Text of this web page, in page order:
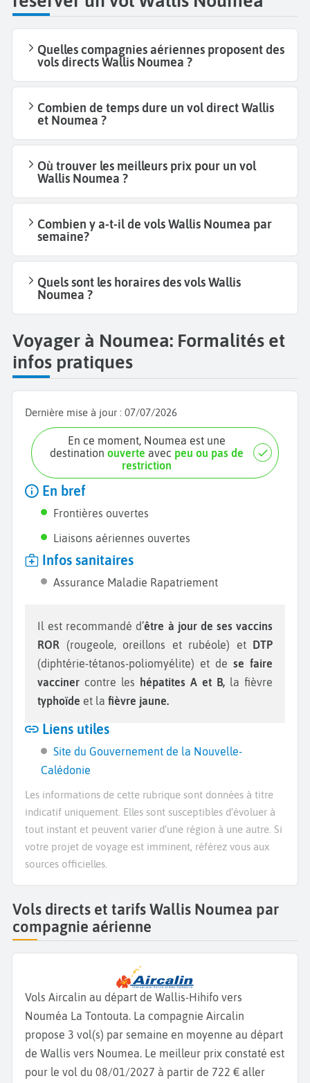
Quelles compagnies aériennes proposent des
vols directs Wallis Noumea ?
Combien de temps dure un vol direct Wallis
et Noumea ?
Où trouver les meilleurs prix pour un vol
Wallis Noumea ?
Combien y a-t-il de vols Wallis Noumea par
semaine?
Quels sont les horaires des vols Wallis
Noumea ?
Voyager à Noumea: Formalités et
infos pratiques
Dernière mise à jour : 07/07/2026
En ce moment, Noumea est une
destinationouverte avec peu ou pas de
restriction
En bref
Frontières ouvertes
Liaisons aériennes ouvertes
Infos sanitaires
Assurance Maladie Rapatriement
Il est recommandé d’être à jour de ses vaccins
ROR (rougeole, oreillons et rubéole) et DTP
(diphtérie-tétanos-poliomyélite) et de se faire
vacciner contre les hépatites A et B,
la fièvre
typhoïde et la fièvre jaune.
Liens utiles
Site du Gouvernement de la Nouvelle-
Calédonie
Les informations de cette rubrique sont données à titre
indicatif uniquement. Elles sont susceptibles d’évoluer à
tout instant et peuvent varier d’une région à une autre. Si
votre projet de voyage est imminent, référez vous aux
sources officielles.
Vols directs et tarifs Wallis Noumea par
compagnie aérienne
Vols Aircalin au départ de Wallis-Hihifo vers
Nouméa La Tontouta. La compagnie Aircalin
propose 3 vol(s) par semaine en moyenne au départ
de Wallis vers Noumea. Le meilleur prix constaté est
pour le vol du 08/01/2027 à partir de 722 € aller